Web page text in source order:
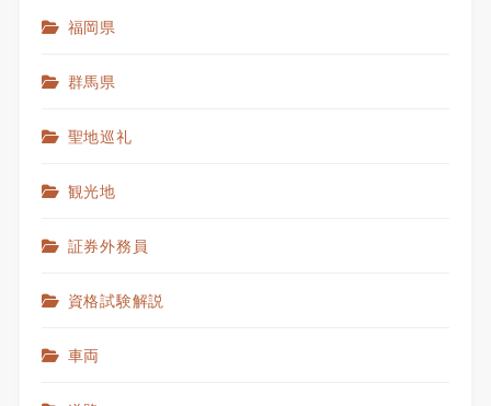
福岡県
群馬県
聖地巡礼
観光地
証券外務員
資格試験解説
車両